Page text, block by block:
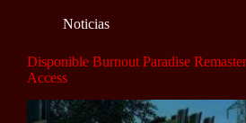
Noticias
Disponible Burnout Paradise
Access